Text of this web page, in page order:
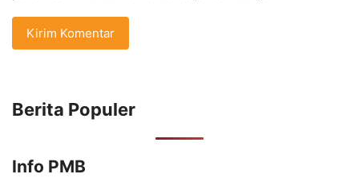
Berita Populer
Info PMB